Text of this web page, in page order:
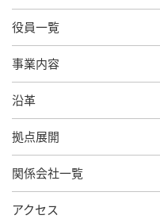
役員一覧
事業内容
沿革
拠点展開
関係会社一覧
アクセス